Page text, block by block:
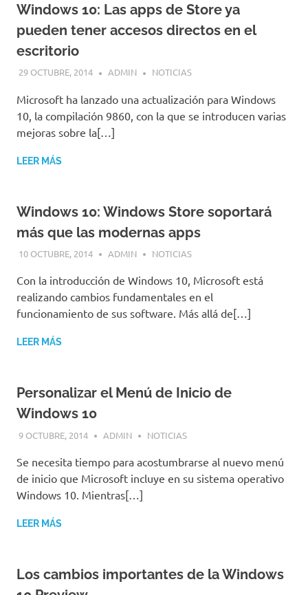
Windows 10: Las apps de Store ya
pueden tener accesos directos en el
escritorio
29 OCTUBRE, 2014 ADMIN NOTICIAS
Microsoft ha lanzado una actualización para Windows
10, la compilación 9860, con la que se introducen varias
mejoras sobre la[…]
LEER MÁS
Windows 10: Windows Store soportará
más que las modernas apps
10 OCTUBRE, 2014 ADMIN NOTICIAS
Con la introducción de Windows 10, Microsoft está
realizando cambios fundamentales en el
funcionamiento de sus software. Más allá de[…]
LEER MÁS
Personalizar el Menú de Inicio de
Windows 10
9 OCTUBRE, 2014 ADMIN NOTICIAS
Se necesita tiempo para acostumbrarse al nuevo menú
de inicio que Microsoft incluye en su sistema operativo
Windows 10. Mientras[…]
LEER MÁS
Los cambios importantes de la Windows